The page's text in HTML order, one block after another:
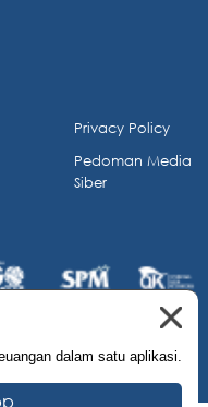
dalam satu aplikasi.
Privacy Policy
Pedoman Media
Siber
Reserved.